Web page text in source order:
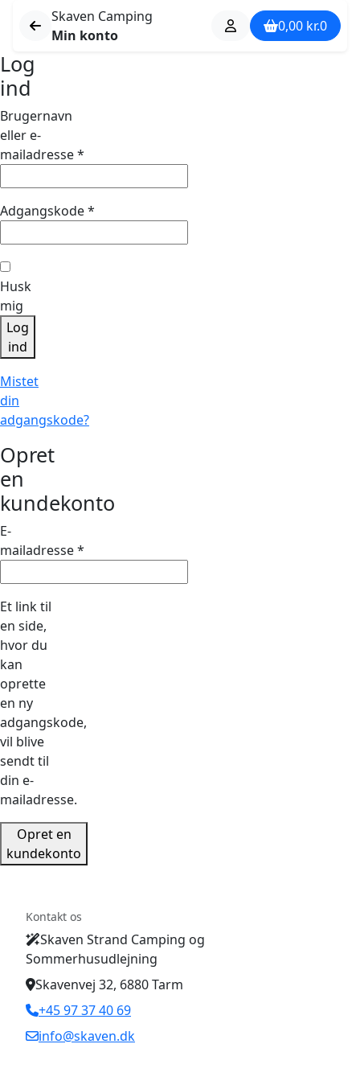
Skaven Camping
Min konto
0,00 kr.0
Log
ind
Brugernavn
eller e-
mailadresse*
Adgangskode*
Husk
mig
Log
ind
Mistet
din
adgangskode?
Opret
en
kundekonto
E-
mailadresse*
Et link til
en side,
hvor du
kan
oprette
en ny
adgangskode,
vil blive
sendt til
din e-
mailadresse.
Opret en
kundekonto
Kontakt os
Skaven Strand Camping og
Sommerhusudlejning
Skavenvej 32, 6880 Tarm
+45 97 37 40 69
info@skaven.dk